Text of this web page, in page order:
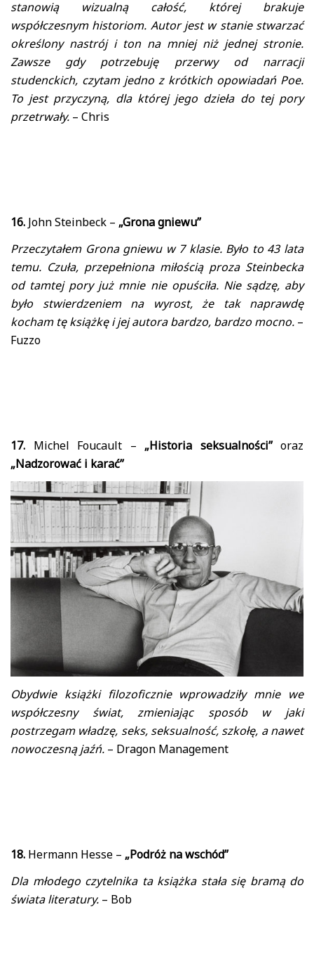
stanowią wizualną całość, której brakuje
współczesnym historiom. Autor jest w stanie stwarzać
określony nastrój i ton na mniej niż jednej stronie.
Zawsze gdy potrzebuję przerwy od narracji
studenckich, czytam jedno z krótkich opowiadań Poe.
To jest przyczyną, dla której jego dzieła do tej pory
przetrwały. – Chris
16. John Steinbeck – „Grona gniewu”
Przeczytałem Grona gniewu w 7 klasie. Było to 43 lata
temu. Czuła, przepełniona miłością proza Steinbecka
od tamtej pory już mnie nie opuściła. Nie sądzę, aby
było stwierdzeniem na wyrost, że tak naprawdę
kocham tę książkę i jej autora bardzo, bardzo mocno. –
Fuzzo
17. Michel Foucault – „Historia seksualności” oraz
„Nadzorować i karać”
Obydwie książki filozoficznie wprowadziły mnie we
współczesny świat, zmieniając sposób w jaki
postrzegam władzę, seks, seksualność, szkołę, a nawet
nowoczesną jaźń. – Dragon Management
18. Hermann Hesse – „Podróż na wschód”
Dla młodego czytelnika ta książka stała się bramą do
świata literatury. – Bob